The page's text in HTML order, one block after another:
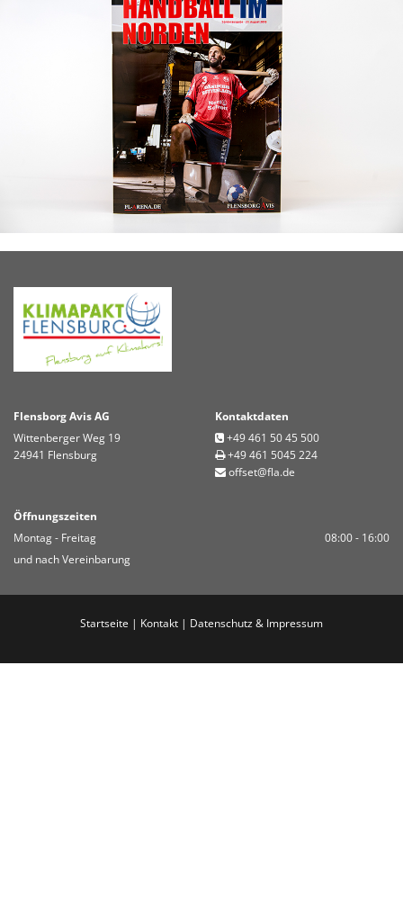
Flensborg Avis AG
Wittenberger Weg 19
24941 Flensburg
Kontaktdaten
 +49 461 50 45 500
+49 461 5045 224
 offset@fla.de
Öffnungszeiten
Montag - Freitag
08:00 - 16:00
und nach Vereinbarung
Startseite | Kontakt | Datenschutz & Impressum